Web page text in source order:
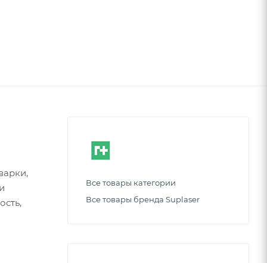
Все товары категории
Все товары бренда Suplaser